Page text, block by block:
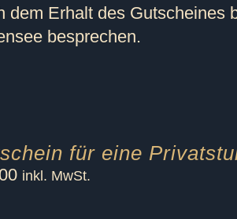
dem Erhalt des Gutscheines
besprechen.
für eine
inkl. MwSt.